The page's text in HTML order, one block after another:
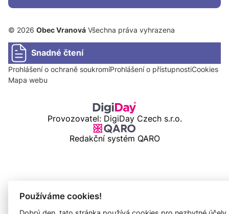
© 2026 Obec Vranová Všechna práva vyhrazena
Snadné čtení
Prohlášení o ochraně soukromíProhlášení o přístupnostiCookies
Mapa webu
Provozovatel: DigiDay Czech s.r.o.
Redakční systém QARO
Používáme cookies!